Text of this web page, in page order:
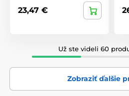
23,47 €
Už ste videli 60
Zobraziť ďalšie